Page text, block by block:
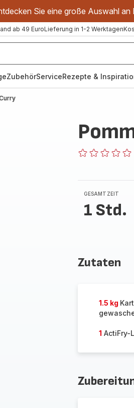
Sie eine große Auswahl an
ab 49 EuroLieferung in 1-2 Werktagen
ZubehörServiceRezepte &
GESAMTZEIT
1 Std.
Zutaten
1.5 kg
1 ActiFry-